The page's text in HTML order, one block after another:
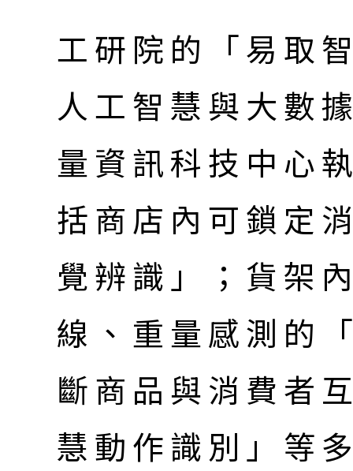
工研院的「易取
人工智慧與大數
量資訊科技中心
括商店內可鎖定
覺辨識」；貨架
線、重量感測的
斷商品與消費者
慧動作識別」等